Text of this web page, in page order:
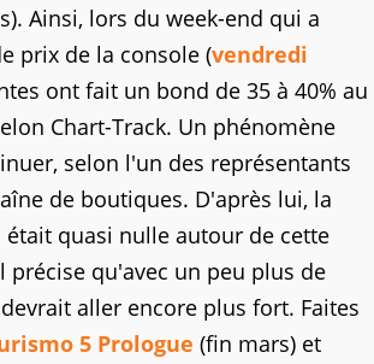
Ainsi, lors du week-end qui a
prix de la console (vendredi
ont fait un bond de 35 à 40% au
Chart-Track. Un phénomène
selon l'un des représentants
de boutiques. D'après lui, la
quasi nulle autour de cette
précise qu'avec un peu plus de
aller encore plus fort. Faites
5 Prologue (fin mars) et